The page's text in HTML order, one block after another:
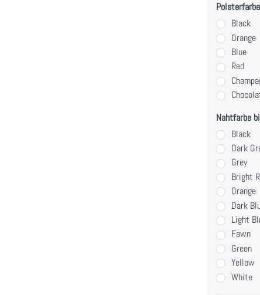
Black
Orange
Blue
Red
Nahtfarbe
Black
Dark
Grey
Bright
Orange
Dark
Light
Fawn
Green
Yellow
White